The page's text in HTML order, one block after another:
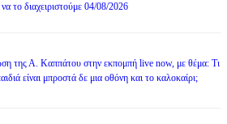
το διαχειριστούμε 04/08/2026
της Α. Καππάτου στην εκπομπή live now, με θέμα: Τι
είναι μπροστά δε μια οθόνη και το καλοκαίρι;